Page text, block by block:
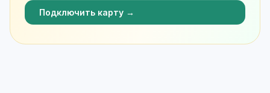
Подключить карту →